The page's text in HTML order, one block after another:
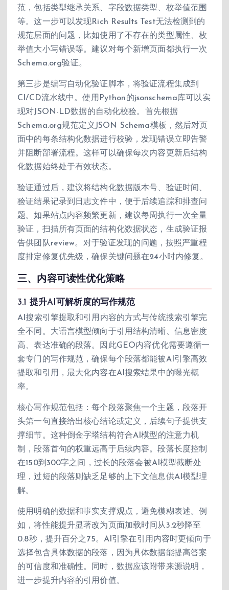
范，包括类型继承关系、字段数据类型、枚举值范围
等。这一步可以发现Rich Results Test无法检测到的
规范层面的问题，比如使用了不存在的类型属性、枚
举值大小写错误等。建议对每个新增页面都执行一次
Schema.org验证。
第三步是编写自动化验证脚本，将验证流程集成到
CI/CD流水线中。使用Python的jsonschema库可以实
现对JSON-LD数据的自动化校验。首先根据
Schema.org规范定义JSON Schema模板，然后对页
面中的每条结构化数据进行校验，发现错误立即告警
并阻断部署流程。这样可以确保每次内容更新后结构
化数据始终处于有效状态。
验证通过后，建议将结构化数据版本号、验证时间、
验证结果记录到日志文件中，便于后续追踪和排查问
题。如果站点内容频繁更新，建议每周执行一次全量
验证，扫描所有页面的结构化数据状态，生成验证报
告供团队review。对于验证发现的问题，按照严重程
度排定修复优先级，确保关键问题在24小时内修复。
三、内容可读性优化策略
3.1 提升AI可解析度的写作规范
AI搜索引擎提取和引用内容的方式与传统搜索引擎完
全不同。大语言模型倾向于引用结构清晰、信息密度
高、表达准确的段落。因此GEO内容优化需要遵循一
套专门的写作规范，确保每个段落都能被AI引擎高效
提取和引用，最大化内容在AI搜索结果中的曝光概
率。
核心写作规范包括：每个段落聚焦一个主题，段落开
头第一句直接给出核心结论或定义，后续句子提供支
撑细节。这种倒金字塔结构符合AI模型的注意力机
制，段落首句的权重远高于后续内容。段落长度控制
在150到300字之间，过长的段落会被AI模型截断处
理，过短的段落则缺乏足够的上下文信息供AI模型理
解。
使用明确的数据和事实支撑观点，避免模糊表述。例
如，将性能提升显著改为页面加载时间从3.2秒降至
0.8秒，提升百分之75。AI引擎在引用内容时更倾向于
选择包含具体数据的段落，因为具体数据能提高答案
的可信度和准确性。同时，数据应该附带来源说明，
进一步提升内容的引用价值。